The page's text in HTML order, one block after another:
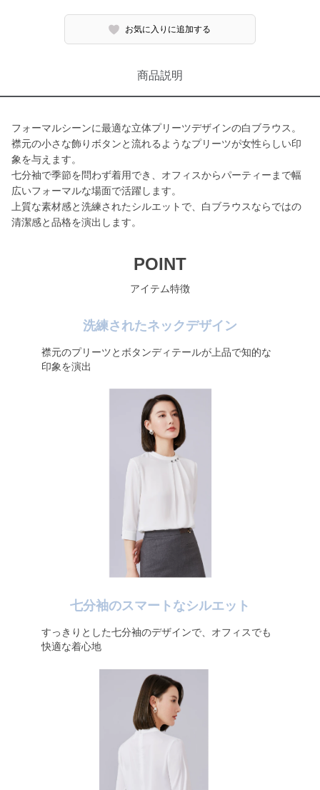
お気に入りに追加する
商品説明
フォーマルシーンに最適な立体プリーツデザインの白ブラウス。
襟元の小さな飾りボタンと流れるようなプリーツが女性らしい印
象を与えます。
七分袖で季節を問わず着用でき、オフィスからパーティーまで幅
広いフォーマルな場面で活躍します。
上質な素材感と洗練されたシルエットで、白ブラウスならではの
清潔感と品格を演出します。
POINT
アイテム特徴
洗練されたネックデザイン
襟元のプリーツとボタンディテールが上品で知的な
印象を演出
七分袖のスマートなシルエット
すっきりとした七分袖のデザインで、オフィスでも
快適な着心地